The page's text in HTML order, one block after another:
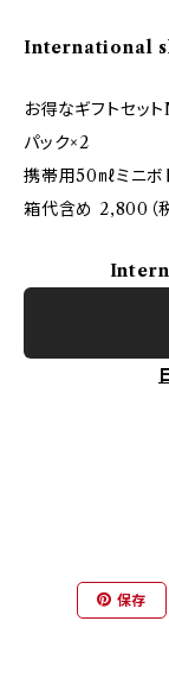
International
お得なギフトセッ
パック×2
携帯用50㎖ミニボ
箱代含め 2,800（税
保存